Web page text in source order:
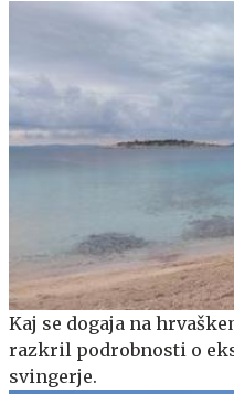
Kaj se dogaja na
razkril podrobnosti o
svingerje.